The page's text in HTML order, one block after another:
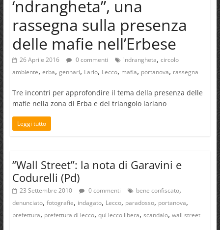
‘ndrangheta”, una
rassegna sulla presenza
delle mafie nell’Erbese
26 Aprile 2016 0 commenti 'ndrangheta, circolo
ambiente, erba, gennari, Lario, Lecco, mafia, portanova, rassegna
Tre incontri per approfondire il tema della presenza delle
mafie nella zona di Erba e del triangolo lariano
Leggi tutto
“Wall Street”: la nota di Garavini e
Codurelli (Pd)
23 Settembre 2010 0 commenti bene confiscato,
denunciato, fotografie, indagato, Lecco, paradosso, portanova,
prefettura, prefettura di lecco, qui lecco libera, scandalo, wall street